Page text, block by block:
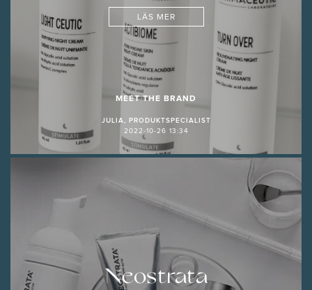
LÄS MER
MEET THE BRAND
JULIA, PRODUKTSPECIALIST
2022-10-26 13:34
Neostrata